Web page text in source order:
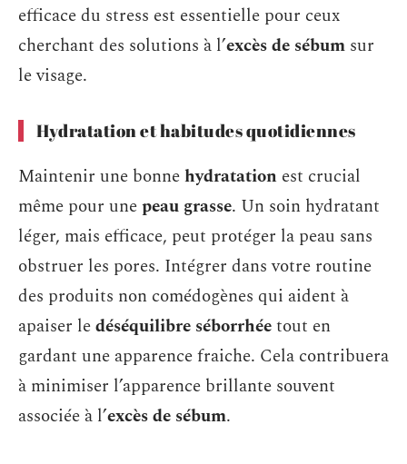
efficace du stress est essentielle pour ceux
cherchant des solutions à l’excès de sébum sur
le visage.
Hydratation et habitudes quotidiennes
Maintenir une bonnehydratation est crucial
même pour unepeau grasse. Un soin hydratant
léger, mais efficace, peut protéger la peau sans
obstruer les pores. Intégrer dans votre routine
des produits non comédogènes qui aident à
apaiser ledéséquilibre séborrhéetout en
gardant une apparence fraiche. Cela contribuera
à minimiser l’apparence brillante souvent
associée à l’excès de sébum.